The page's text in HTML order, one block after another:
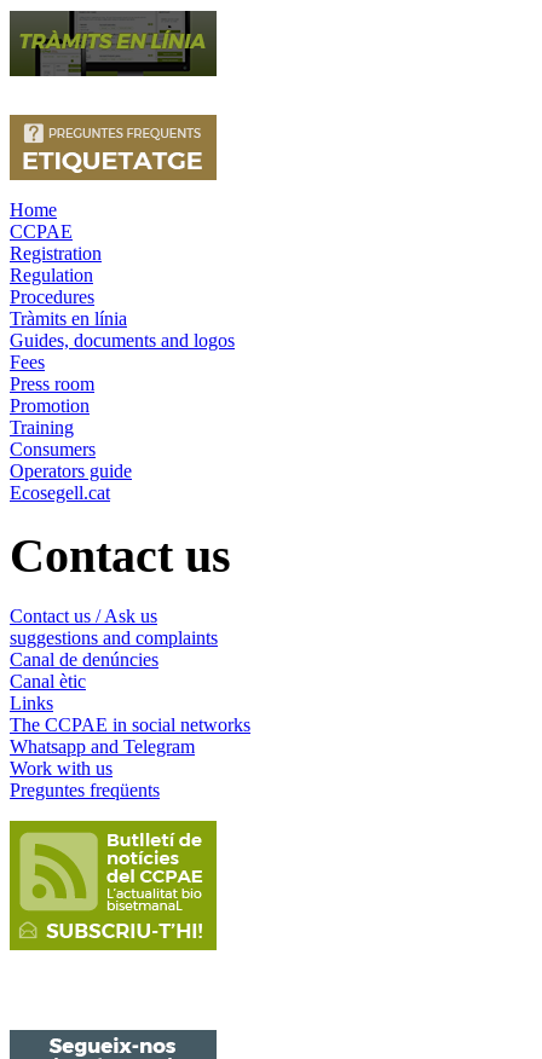
Home
CCPAE
Registration
Regulation
Procedures
Tràmits en línia
Guides, documents and logos
Fees
Press room
Promotion
Training
Consumers
Operators guide
Ecosegell.cat
Contact us
Contact us / Ask us
suggestions and complaints
Canal de denúncies
Canal ètic
Links
The CCPAE in social networks
Whatsapp and Telegram
Work with us
Preguntes freqüents